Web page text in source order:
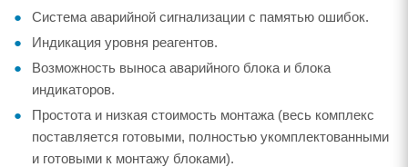
Система аварийной сигнализации с памятью ошибок.
Индикация уровня реагентов.
Возможность выноса аварийного блока и блока
индикаторов.
Простота и низкая стоимость монтажа (весь комплекс
поставляется готовыми, полностью укомплектованными
и готовыми к монтажу блоками).